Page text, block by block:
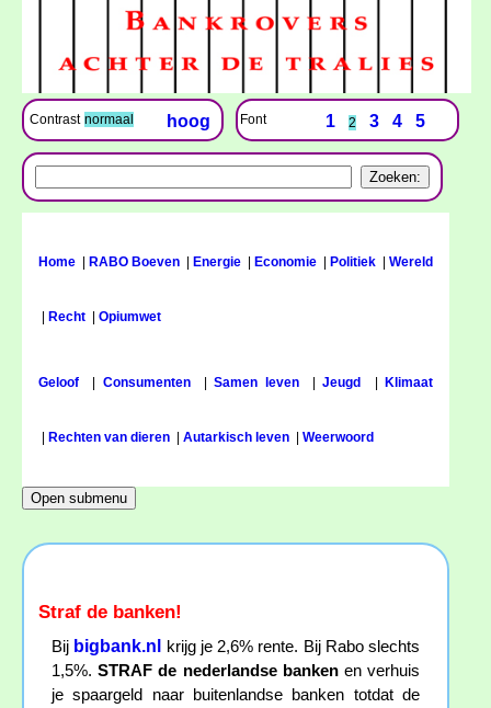
Contrast normaal hoog Font 1 2 3 4 5
Home RABO Boeven Energie Economie Politiek Wereld
Recht Opiumwet
Geloof Consumenten|Samen leven|Jeugd Klimaat
Rechten van dieren Autarkisch leven Weerwoord
Straf de banken!
Bij bigbank.nl
krijg je 2,6% rente. Bij Rabo slechts
1,5%.STRAF de nederlandse bankenen verhuis
je spaargeld naar buitenlandse banken totdat de